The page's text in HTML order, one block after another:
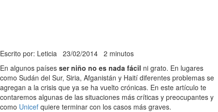
Escrito por: Leticia 23/02/2014 2 minutos
En algunos países ser niño no es nada fácil ni grato. En lugares
como Sudán del Sur, Siria, Afganistán y Haití diferentes problemas se
agregan a la crisis que ya se ha vuelto crónicas. En este artículo te
contaremos algunas de las situaciones más críticas y preocupantes y
como Unicef quiere terminar con los casos más graves.